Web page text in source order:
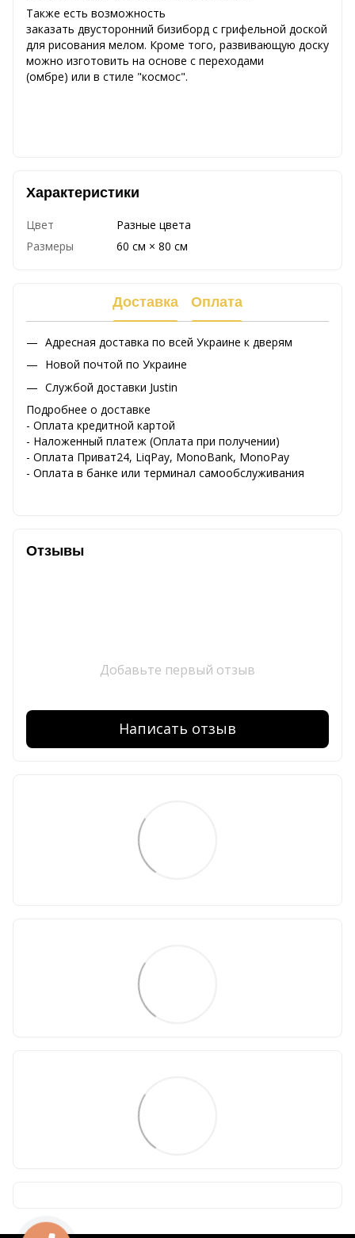
Также есть возможность
заказать двусторонний бизиборд с грифельной доской
для рисования мелом. Кроме того, развивающую доску
можно изготовить на основе с переходами
(омбре) или в стиле "космос".
Характеристики
Цвет
Разные цвета
Размеры
60 см × 80 см
Доставка Оплата
Адресная доставка по всей Украине к дверям
Новой почтой по Украине
Службой доставки Justin
Подробнее о доставке
- Оплата кредитной картой
- Наложенный платеж (Оплата при получении)
- Оплата Приват24, LiqPay, MonoBank, MonoPay
- Оплата в банке или терминал самообслуживания
Отзывы
Добавьте первый отзыв
Написать отзыв